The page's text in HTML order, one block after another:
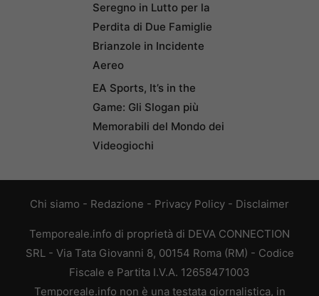
Seregno in Lutto per la
Perdita di Due Famiglie
Brianzole in Incidente
Aereo
EA Sports, It’s in the
Game: Gli Slogan più
Memorabili del Mondo dei
Videogiochi
Chi siamo - Redazione - Privacy Policy - Disclaimer
Temporeale.info di proprietà di DEVA CONNECTION
SRL - Via Tata Giovanni 8, 00154 Roma (RM) - Codice
Fiscale e Partita I.V.A. 12658471003
Temporeale.info non è una testata giornalistica, in